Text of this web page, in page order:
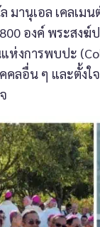
มานุเอล เคลเ
องค์ พระสงฆ์
งการพบปะ
ลอื่น ๆ และตั้งใ